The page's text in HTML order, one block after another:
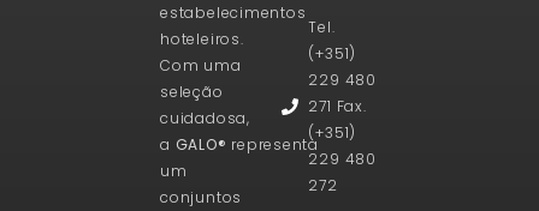
estabelecimentos
hoteleiros.
Com uma
seleção
cuidadosa,
a GALO® representa
um
conjuntos
Tel.
(+351)
229 480
271 Fax.
(+351)
229 480
272